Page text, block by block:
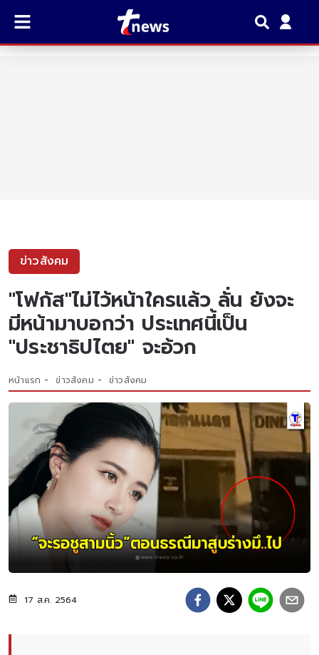
ข่าวสังคม
"โฟกัส"ไม่ไว้หน้าใครแล้ว ลั่น ยังจะ
มีหน้ามาบอกว่า ประเทศนี้เป็น
"ประชาธิปไตย" จะอ้วก
หน้าแรก ข่าวสังคม ข่าวสังคม
17 ส.ค. 2564